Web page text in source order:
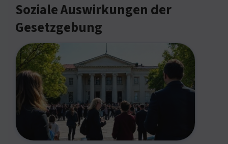
Soziale Auswirkungen der
Gesetzgebung